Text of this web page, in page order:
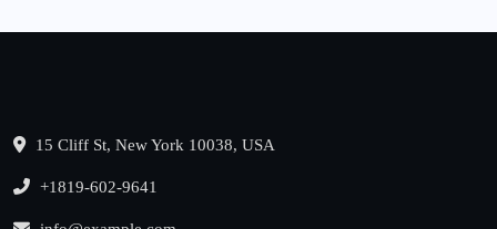
15 Cliff St, New York 10038, USA
+1819-602-9641